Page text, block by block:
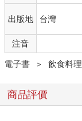
出版地 台灣
注音
電子書 ＞ 飲食料理
商品評價